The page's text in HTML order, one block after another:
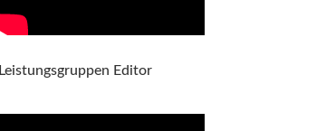
Leistungsgruppen Editor